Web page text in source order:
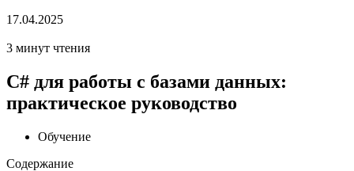
17.04.2025
3 минут чтения
C# для работы с базами данных:
практическое руководство
Обучение
Содержание